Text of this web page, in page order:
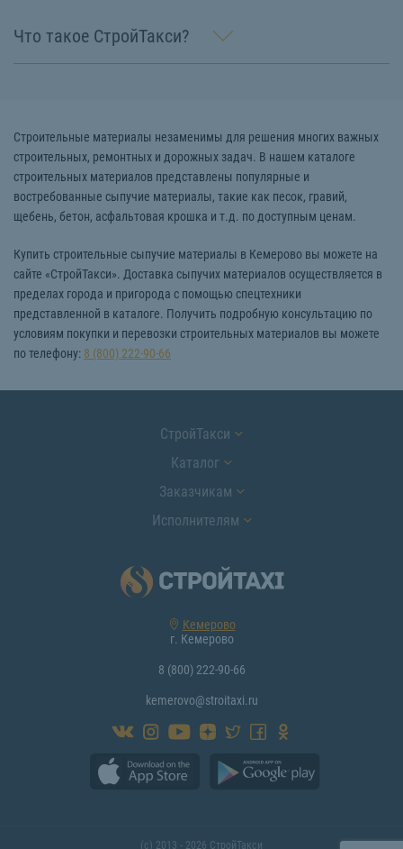
Что такое СтройТакси?
Строительные материалы незаменимы для решения многих важных
строительных, ремонтных и дорожных задач. В нашем каталоге
строительных материалов представлены популярные и
востребованные сыпучие материалы, такие как песок, гравий,
щебень, бетон, асфальтовая крошка и т.д. по доступным ценам.
Купить строительные сыпучие материалы в Кемерово вы можете на
сайте «СтройТакси». Доставка сыпучих материалов осуществляется в
пределах города и пригорода с помощью спецтехники
представленной в каталоге. Получить подробную консультацию по
условиям покупки и перевозки строительных материалов вы можете
по телефону: 8 (800) 222-90-66
СтройТакси
Каталог
Заказчикам
Исполнителям
Кемерово
г. Кемерово
8 (800) 222-90-66
kemerovo@stroitaxi.ru
(с) 2013 - 2026 СтройТакси